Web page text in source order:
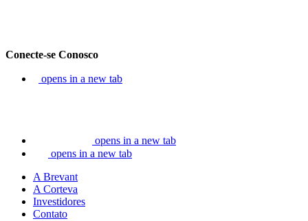
Conecte-se Conosco
opens in a new tab
opens in a new tab
opens in a new tab
A Brevant
A Corteva
Investidores
Contato